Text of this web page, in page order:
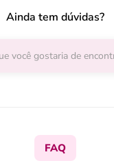
Ainda tem dúvidas?
FAQ